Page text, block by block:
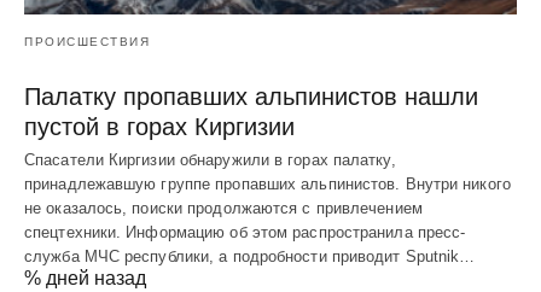
ПРОИСШЕСТВИЯ
Палатку пропавших альпинистов нашли
пустой в горах Киргизии
Спасатели Киргизии обнаружили в горах палатку,
принадлежавшую группе пропавших альпинистов. Внутри никого
не оказалось, поиски продолжаются с привлечением
спецтехники. Информацию об этом распространила пресс-
служба МЧС республики, а подробности приводит Sputnik…
% дней назад